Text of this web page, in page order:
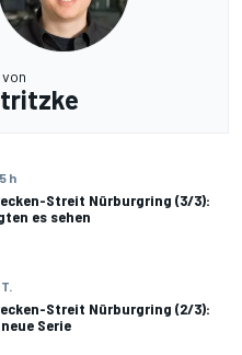
von
h
Streit Nürburgring (3/3):
es sehen
Streit Nürburgring (2/3):
Serie